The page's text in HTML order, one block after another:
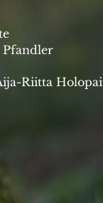
Pfandler
Riitta